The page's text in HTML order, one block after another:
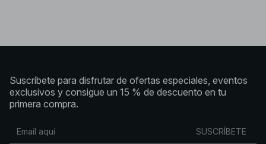
Suscríbete para disfrutar de ofertas especiales, eventos
exclusivos y consigue un 15 % de descuento en tu
primera compra.
SUSCRÍBETE